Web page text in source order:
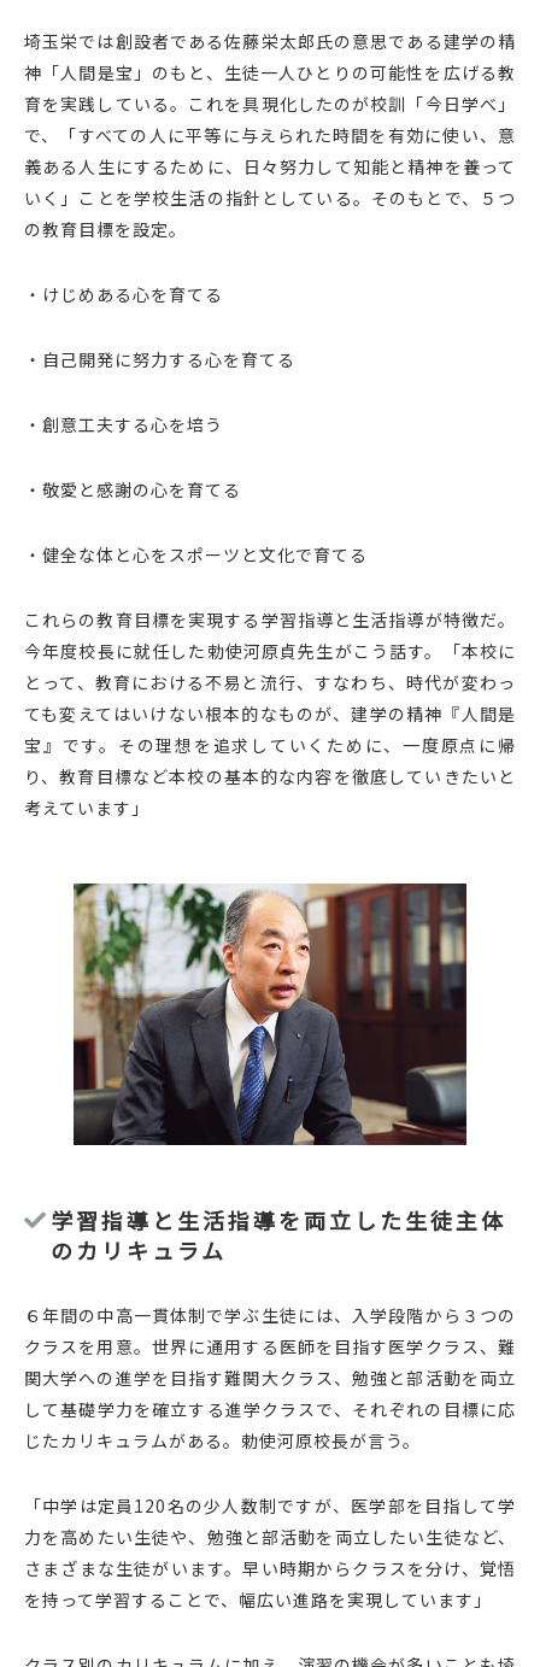
埼玉栄では創設者である佐藤栄太郎氏の意思である建学の精
神「人間是宝」のもと、生徒一人ひとりの可能性を広げる教
育を実践している。これを具現化したのが校訓「今日学べ」
で、「すべての人に平等に与えられた時間を有効に使い、意
義ある人生にするために、日々努力して知能と精神を養って
いく」ことを学校生活の指針としている。そのもとで、５つ
の教育目標を設定。
・けじめある心を育てる
・自己開発に努力する心を育てる
・創意工夫する心を培う
・敬愛と感謝の心を育てる
・健全な体と心をスポーツと文化で育てる
これらの教育目標を実現する学習指導と生活指導が特徴だ。
今年度校長に就任した勅使河原貞先生がこう話す。「本校に
とって、教育における不易と流行、すなわち、時代が変わっ
ても変えてはいけない根本的なものが、建学の精神『人間是
宝』です。その理想を追求していくために、一度原点に帰
り、教育目標など本校の基本的な内容を徹底していきたいと
考えています」
学習指導と生活指導を両立した生徒主体
のカリキュラム
６年間の中高一貫体制で学ぶ生徒には、入学段階から３つの
クラスを用意。世界に通用する医師を目指す医学クラス、難
関大学への進学を目指す難関大クラス、勉強と部活動を両立
して基礎学力を確立する進学クラスで、それぞれの目標に応
じたカリキュラムがある。勅使河原校長が言う。
「中学は定員120名の少人数制ですが、医学部を目指して学
力を高めたい生徒や、勉強と部活動を両立したい生徒など、
さまざまな生徒がいます。早い時期からクラスを分け、覚悟
を持って学習することで、幅広い進路を実現しています」